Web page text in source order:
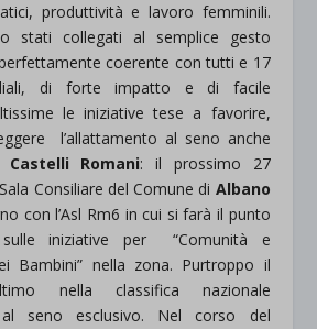
produttività e lavoro femminili.
stati collegati al semplice gesto
coerente con tutti e 17
di forte impatto e di facile
le iniziative tese a favorire,
l’allattamento al seno anche
Castelli Romani: il prossimo 27
Consiliare del Comune di Albano
con l’Asl Rm6 in cui si farà il punto
sulle iniziative per “Comunità e
Bambini” nella zona. Purtroppo il
nella classifica nazionale
al seno esclusivo. Nel corso del